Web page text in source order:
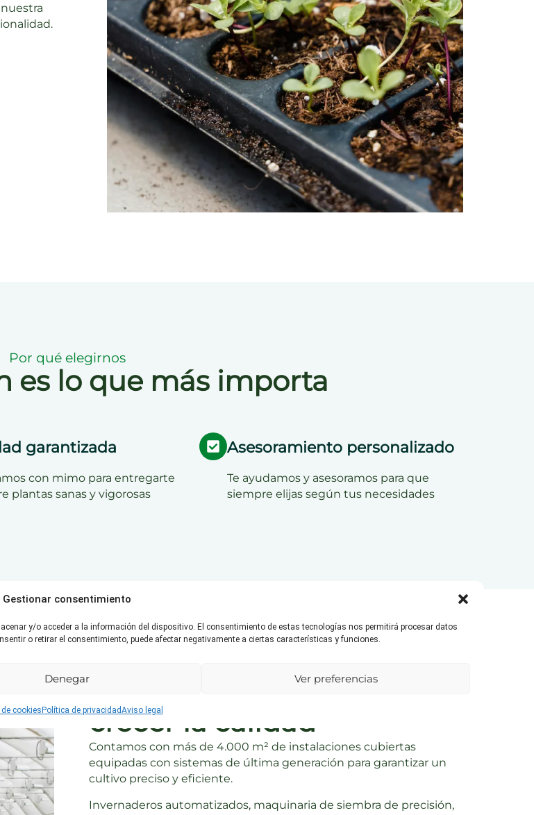
Gestionar consentimiento
y/o acceder a la información del dispositivo. El consentimiento de estas tecnologías nos permitirá procesar datos
o retirar el consentimiento, puede afectar negativamente a ciertas características y funciones.
Denegar Ver preferencias
cookies Política de privacidadAviso legal
Por qué elegirnos
es lo que más importa
garantizada
con mimo para entregarte
plantas sanas y vigorosas
Asesoramiento personalizado
Te ayudamos y asesoramos para que
siempre elijas según tus necesidades
Donde la innovación hace
crecer la calidad
Contamos con más de 4.000 m² de instalaciones cubiertas
equipadas con sistemas de última generación para garantizar un
cultivo preciso y eficiente.
Invernaderos automatizados, maquinaria de siembra de precisión,